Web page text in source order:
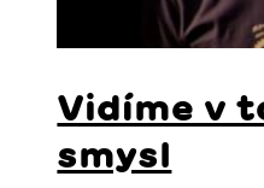
Vidíme v
smysl